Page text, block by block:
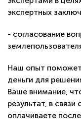
экспертных
- согласование
Наш опыт
деньги для
Ваше внимание,
результат, в
оплачиваете